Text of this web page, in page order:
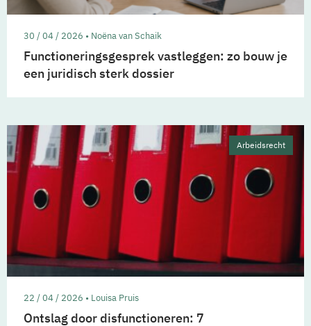
30 / 04 / 2026 • Noëna van Schaik
Functioneringsgesprek vastleggen: zo bouw je
een juridisch sterk dossier
Arbeidsrecht
22 / 04 / 2026 • Louisa Pruis
Ontslag door disfunctioneren: 7